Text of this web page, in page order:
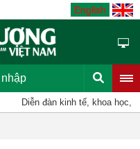
English
Diễn đàn kinh tế, khoa học, kỹ